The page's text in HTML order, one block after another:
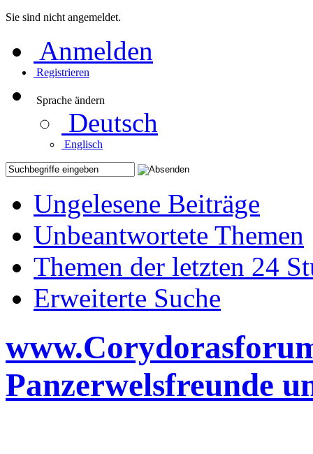
Sie sind nicht angemeldet.
Anmelden
Registrieren
Sprache ändern
Deutsch
Englisch
Ungelesene Beiträge
Unbeantwortete Themen
Themen der letzten 24
Erweiterte Suche
Panzerwelsfreunde